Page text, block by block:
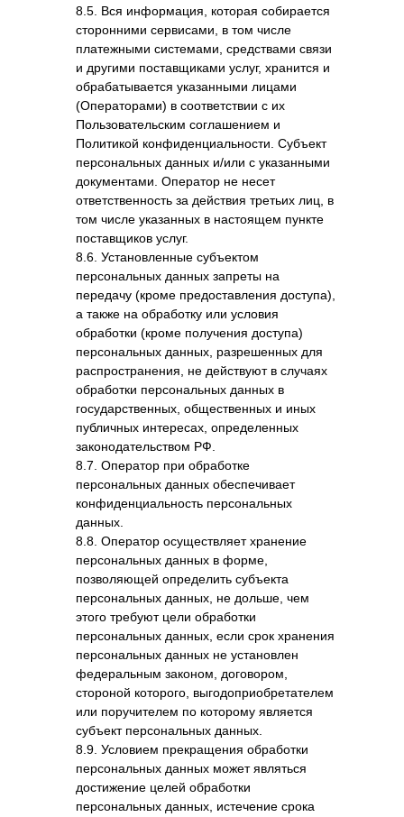
8.5. Вся информация, которая собирается
сторонними сервисами, в том числе
платежными системами, средствами связи
и другими поставщиками услуг, хранится и
обрабатывается указанными лицами
(Операторами) в соответствии с их
Пользовательским соглашением и
Политикой конфиденциальности. Субъект
персональных данных и/или с указанными
документами. Оператор не несет
ответственность за действия третьих лиц, в
том числе указанных в настоящем пункте
поставщиков услуг.
8.6. Установленные субъектом
персональных данных запреты на
передачу (кроме предоставления доступа),
а также на обработку или условия
обработки (кроме получения доступа)
персональных данных, разрешенных для
распространения, не действуют в случаях
обработки персональных данных в
государственных, общественных и иных
публичных интересах, определенных
законодательством РФ.
8.7. Оператор при обработке
персональных данных обеспечивает
конфиденциальность персональных
данных.
8.8. Оператор осуществляет хранение
персональных данных в форме,
позволяющей определить субъекта
персональных данных, не дольше, чем
этого требуют цели обработки
персональных данных, если срок хранения
персональных данных не установлен
федеральным законом, договором,
стороной которого, выгодоприобретателем
или поручителем по которому является
субъект персональных данных.
8.9. Условием прекращения обработки
персональных данных может являться
достижение целей обработки
персональных данных, истечение срока